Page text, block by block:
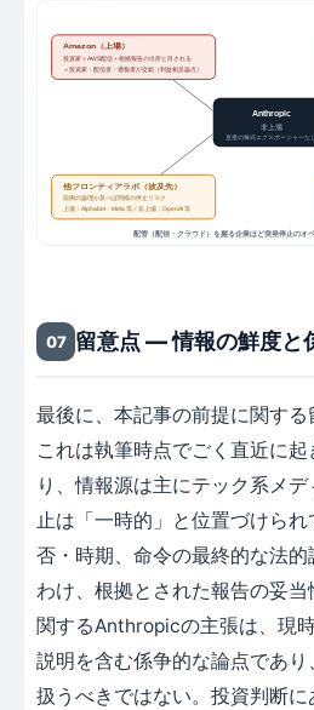
Anthropic
非上場
直接の株式エクスポージャーなし
Amazon（上場）
投資家＋AWS配信＋根拠報告の出所と目される
＝投資家・配信者・通報者が交錯（利益相反論点）
他フロンティアラボ（波及先）
前例の論理が及べば同様の停止リスク
上場：Alphabet・Meta 等／非上場：OpenAI 等
配管（配信・クラウド）を握る企業ほど突発停止のオ
07 留意点 ― 情報の鮮度と
最後に、本記事の前提に関する
これは執筆時点でごく直近に
り、情報源は主にテック系メ
止は「一時的」と位置づけら
否・時期、命令の最終的な法的
わけ、根拠とされた報告の妥
関するAnthropicの主張は、現
説明を含む係争的な論点であ
扱うべきではない。投資判断に